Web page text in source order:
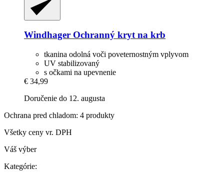
Windhager Ochranný kryt na krb
tkanina odolná voči poveternostným vplyvom
UV stabilizovaný
s očkami na upevnenie
€ 34,99
Doručenie do 12. augusta
Ochrana pred chladom: 4 produkty
Všetky ceny vr. DPH
Váš výber
Kategórie: